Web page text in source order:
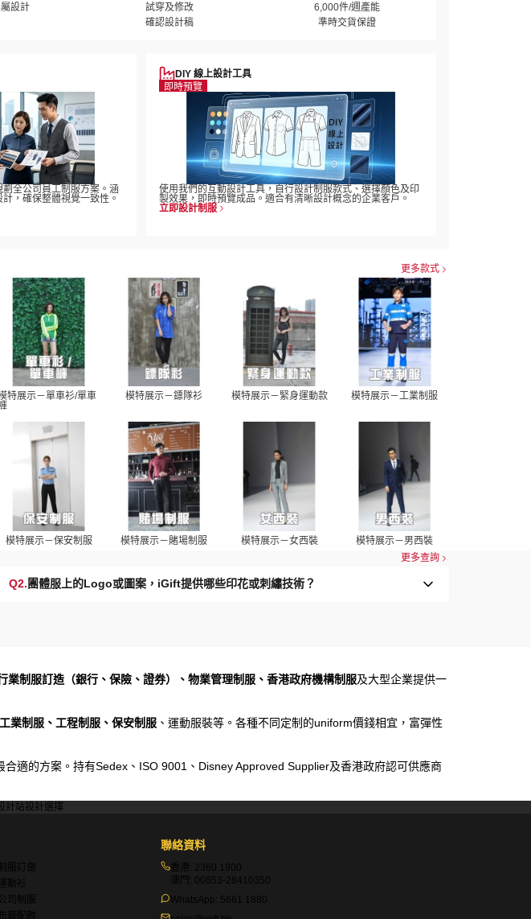
設計
試穿及修改
確認設計稿
6,000件/週產能
準時交貨保證
全公司員工制服方案。涵
，確保整體視覺一致性。
DIY 線上設計工具
即時預覽
使用我們的互動設計工具，自行設計制服款式、選擇顏色及印
製效果，即時預覽成品。適合有清晰設計概念的企業客戶。
立即設計制服
更多款式
特展示－單車衫/單車
模特展示－鏢隊衫 模特展示－緊身運動款 模特展示－工業制服
模特展示－保安制服 模特展示－賭場制服 模特展示－女西裝 模特展示－男西裝
更多查詢
Q2.團體服上的Logo或圖案，iGift提供哪些印花或刺繡技術？
業制服訂造（銀行、保險、證券）、物業管理制服、香港政府機構制服及大型企業提供一
業制服、工程制服、保安制服 、運動服裝等。各種不同定制的uniform價錢相宜，富彈性
適的方案。持有Sedex、ISO 9001、Disney Approved Supplier及香港政府認可供應商
計站設計選擇
制服訂做
動衫
司制服
藝配飾
聯絡資料
香港: 2360 1900
澳門: 00853-28410350
WhatsApp: 5661 1880